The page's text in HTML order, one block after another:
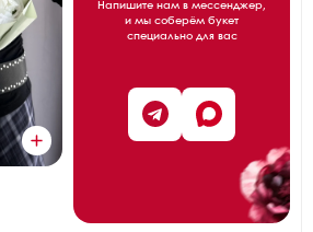
Напишите нам в мессенджер,
и мы соберём букет
специально для вас